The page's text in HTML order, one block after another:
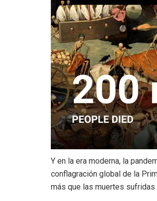
Y en la era moderna, la
conflagración global de la
más que las muertes